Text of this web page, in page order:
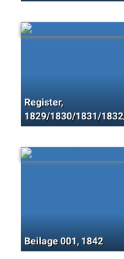
Register,
Beilage 001, 1842